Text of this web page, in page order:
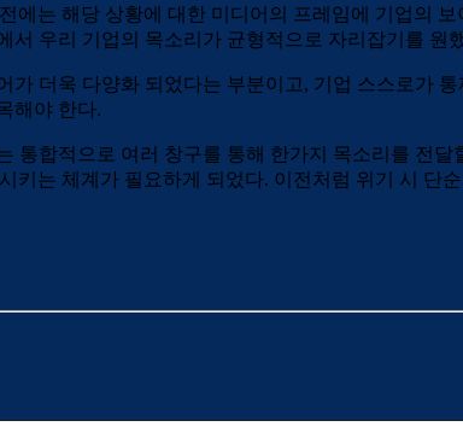
에는 해당 상황에 대한 미디어의 프레임에 기업의
우리 기업의 목소리가 균형적으로 자리잡기를 원
더욱 다양화 되었다는 부분이고, 기업 스스로가
해야 한다.
통합적으로 여러 창구를 통해 한가지 목소리를 전
키는 체계가 필요하게 되었다. 이전처럼 위기 시 단